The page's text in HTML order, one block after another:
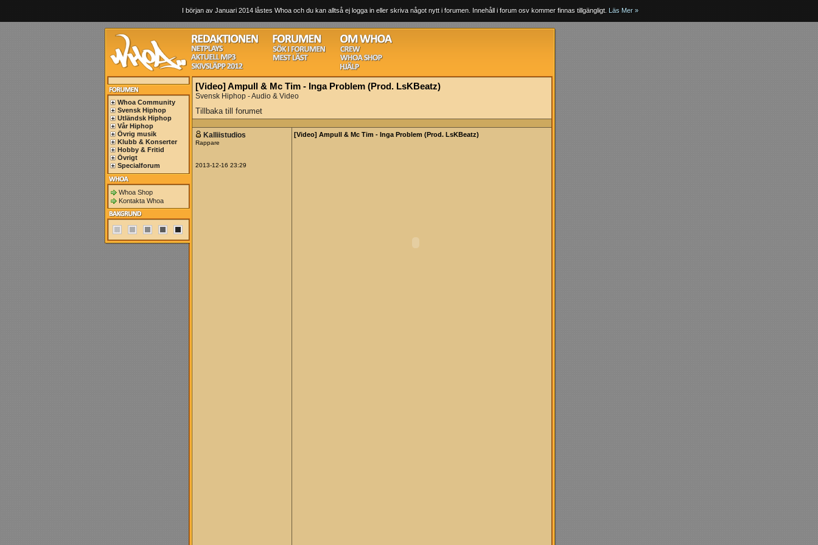
I början av Januari 2014 låstes Whoa och du kan alltså ej logga in eller skriva något nytt i forumen. Innehåll i forum osv kommer finnas tillgängligt. Läs Mer »
Whoa Community
Svensk Hiphop
Utländsk Hiphop
Vår Hiphop
Övrig musik
Klubb & Konserter
Hobby & Fritid
Övrigt
Specialforum
Whoa Shop
Kontakta Whoa
[Video] Ampull & Mc Tim - Inga Problem (Prod. LsKBeatz)
Svensk Hiphop - Audio & Video
Tillbaka till forumet
Kalliistudios
Rappare
2013-12-16 23:29
[Video] Ampull & Mc Tim - Inga Problem (Prod. LsKBeatz)